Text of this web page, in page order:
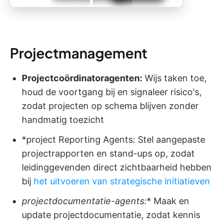
Projectmanagement
Projectcoördinatoragenten: Wijs taken toe,
houd de voortgang bij en signaleer risico's,
zodat projecten op schema blijven zonder
handmatig toezicht
*project Reporting Agents: Stel aangepaste
projectrapporten en stand-ups op, zodat
leidinggevenden direct zichtbaarheid hebben
bij het uitvoeren van strategische initiatieven
projectdocumentatie-agents:* Maak en
update projectdocumentatie, zodat kennis